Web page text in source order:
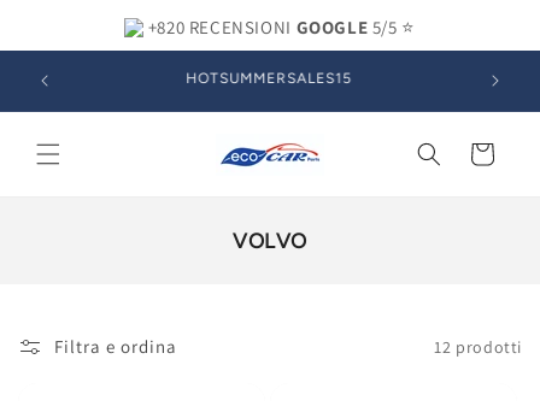
direttamente
ai contenuti
+820 RECENSIONI GOOGLE 5/5 ⭐
SCONTO DEL 15% SU TUTTI I COMPRRESSORI ARIA
CONDIZIONATA
Carrello
C
VOLVO
Filtra e ordina 12 prodotti